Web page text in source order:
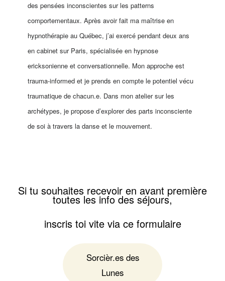
des pensées inconscientes sur les patterns
comportementaux. Après avoir fait ma maîtrise en
hypnothérapie au Québec, j’ai exercé pendant deux ans
en cabinet sur Paris, spécialisée en hypnose
ericksonienne et conversationnelle. Mon approche est
trauma-informed et je prends en compte le potentiel vécu
traumatique de chacun.e. Dans mon atelier sur les
archétypes, je propose d’explorer des parts inconsciente
de soi à travers la danse et le mouvement.
Si tu souhaites recevoir en avant première
toutes les info des séjours,
inscris toi vite via ce formulaire
Sorcièr.es des
Lunes